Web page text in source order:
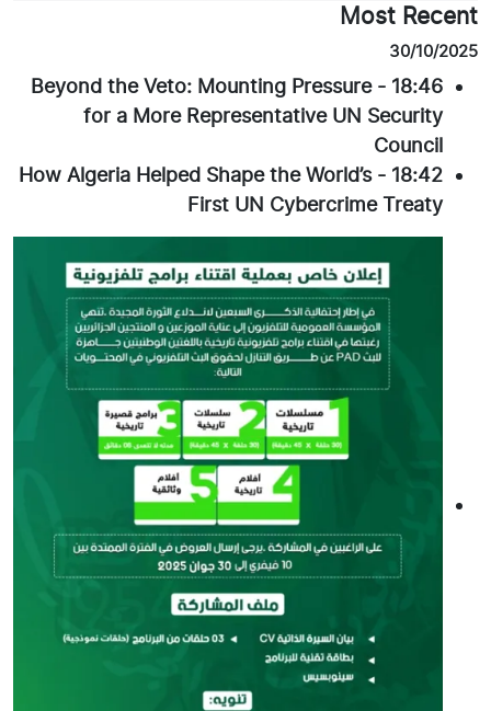
Most Recent
30/10/2025
18:46
-
Beyond the Veto: Mounting Pressure
for a More Representative UN Security
Council
18:42
-
How Algeria Helped Shape the World’s
First UN Cybercrime Treaty